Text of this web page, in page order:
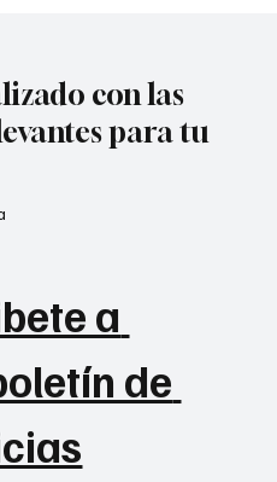
con las
para tu
a
de